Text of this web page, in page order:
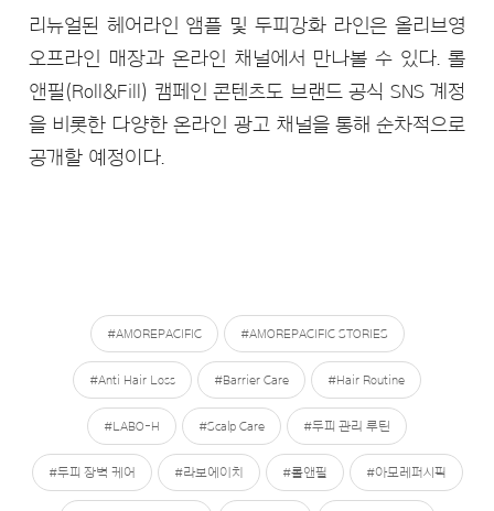
리뉴얼된 헤어라인 앰플 및 두피강화 라인은 올리브영
오프라인 매장과 온라인 채널에서 만나볼 수 있다. 롤
앤필(Roll&Fill) 캠페인 콘텐츠도 브랜드 공식 SNS 계정
을 비롯한 다양한 온라인 광고 채널을 통해 순차적으로
공개할 예정이다.
#AMOREPACIFIC #AMOREPACIFIC STORIES
#Anti Hair Loss #Barrier Care #Hair Routine
#LABO-H #Scalp Care #두피 관리 루틴
#두피 장벽 케어 #라보에이치 #롤앤필 #아모레퍼시픽